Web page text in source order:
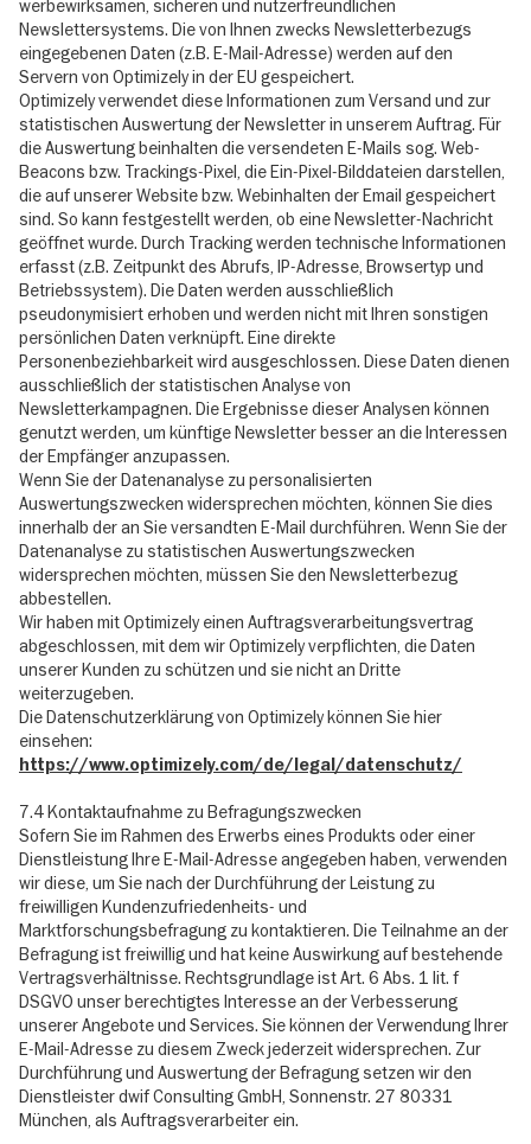
werbewirksamen, sicheren und nutzerfreundlichen
Newslettersystems. Die von Ihnen zwecks Newsletterbezugs
eingegebenen Daten (z.B. E-Mail-Adresse) werden auf den
Servern von Optimizely in der EU gespeichert.
Optimizely verwendet diese Informationen zum Versand und zur
statistischen Auswertung der Newsletter in unserem Auftrag. Für
die Auswertung beinhalten die versendeten E-Mails sog. Web-
Beacons bzw. Trackings-Pixel, die Ein-Pixel-Bilddateien darstellen,
die auf unserer Website bzw. Webinhalten der Email gespeichert
sind. So kann festgestellt werden, ob eine Newsletter-Nachricht
geöffnet wurde. Durch Tracking werden technische Informationen
erfasst (z.B. Zeitpunkt des Abrufs, IP-Adresse, Browsertyp und
Betriebssystem). Die Daten werden ausschließlich
pseudonymisiert erhoben und werden nicht mit Ihren sonstigen
persönlichen Daten verknüpft. Eine direkte
Personenbeziehbarkeit wird ausgeschlossen. Diese Daten dienen
ausschließlich der statistischen Analyse von
Newsletterkampagnen. Die Ergebnisse dieser Analysen können
genutzt werden, um künftige Newsletter besser an die Interessen
der Empfänger anzupassen.
Wenn Sie der Datenanalyse zu personalisierten
Auswertungszwecken widersprechen möchten, können Sie dies
innerhalb der an Sie versandten E-Mail durchführen. Wenn Sie der
Datenanalyse zu statistischen Auswertungszwecken
widersprechen möchten, müssen Sie den Newsletterbezug
abbestellen.
Wir haben mit Optimizely einen Auftragsverarbeitungsvertrag
abgeschlossen, mit dem wir Optimizely verpflichten, die Daten
unserer Kunden zu schützen und sie nicht an Dritte
weiterzugeben.
Die Datenschutzerklärung von Optimizely können Sie hier
einsehen:
https://www.optimizely.com/de/legal/datenschutz/
7.4 Kontaktaufnahme zu Befragungszwecken
Sofern Sie im Rahmen des Erwerbs eines Produkts oder einer
Dienstleistung Ihre E-Mail-Adresse angegeben haben, verwenden
wir diese, um Sie nach der Durchführung der Leistung zu
freiwilligen Kundenzufriedenheits- und
Marktforschungsbefragung zu kontaktieren. Die Teilnahme an der
Befragung ist freiwillig und hat keine Auswirkung auf bestehende
Vertragsverhältnisse. Rechtsgrundlage ist Art. 6 Abs. 1 lit. f
DSGVO unser berechtigtes Interesse an der Verbesserung
unserer Angebote und Services. Sie können der Verwendung Ihrer
E-Mail-Adresse zu diesem Zweck jederzeit widersprechen. Zur
Durchführung und Auswertung der Befragung setzen wir den
Dienstleister dwif Consulting GmbH, Sonnenstr. 27 80331
München, als Auftragsverarbeiter ein.